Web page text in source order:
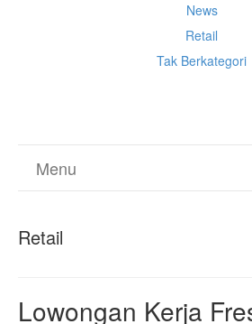
News
Retail
Tak Berkategori
Menu
Retail
Lowongan Kerja